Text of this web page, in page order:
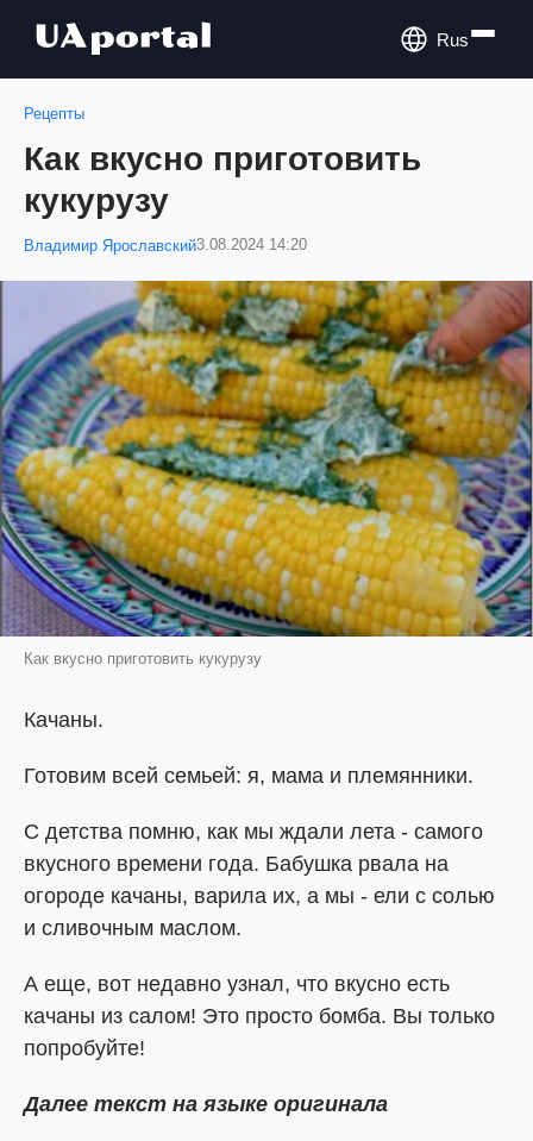
Rus
Рецепты
Как вкусно приготовить
кукурузу
Владимир Ярославский3.08.2024 14:20
Как вкусно приготовить кукурузу
Качаны.
Готовим всей семьей: я, мама и племянники.
С детства помню, как мы ждали лета - самого
вкусного времени года. Бабушка рвала на
огороде качаны, варила их, а мы - ели с солью
и сливочным маслом.
А еще, вот недавно узнал, что вкусно есть
качаны из салом! Это просто бомба. Вы только
попробуйте!
Далее текст на языке оригинала